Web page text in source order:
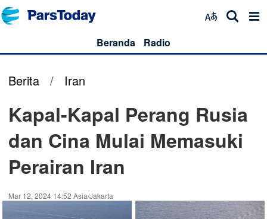
Beranda Radio
Berita / Iran
Kapal-Kapal Perang Rusia
dan Cina Mulai Memasuki
Perairan Iran
Mar 12, 2024 14:52 Asia/Jakarta